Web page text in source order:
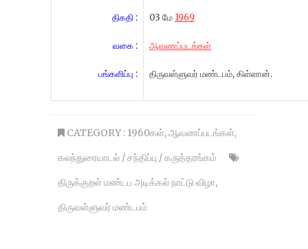
திகதி :
வகை :
பங்களிப்பு :
03 மே 1969
ஆவணப்படங்கள்
திருவள்ளுவர் மண்டபம், கிள்ளான்.
CATEGORY : 1960கள்,ஆவணப்படங்கள்,
கலந்துரையாடல் / சந்திப்பு / கருத்தரங்கம்
திருக்குறள் மண்டப அடிக்கல் நாட்டு விழா,
திருவள்ளுவர் மண்டபம்